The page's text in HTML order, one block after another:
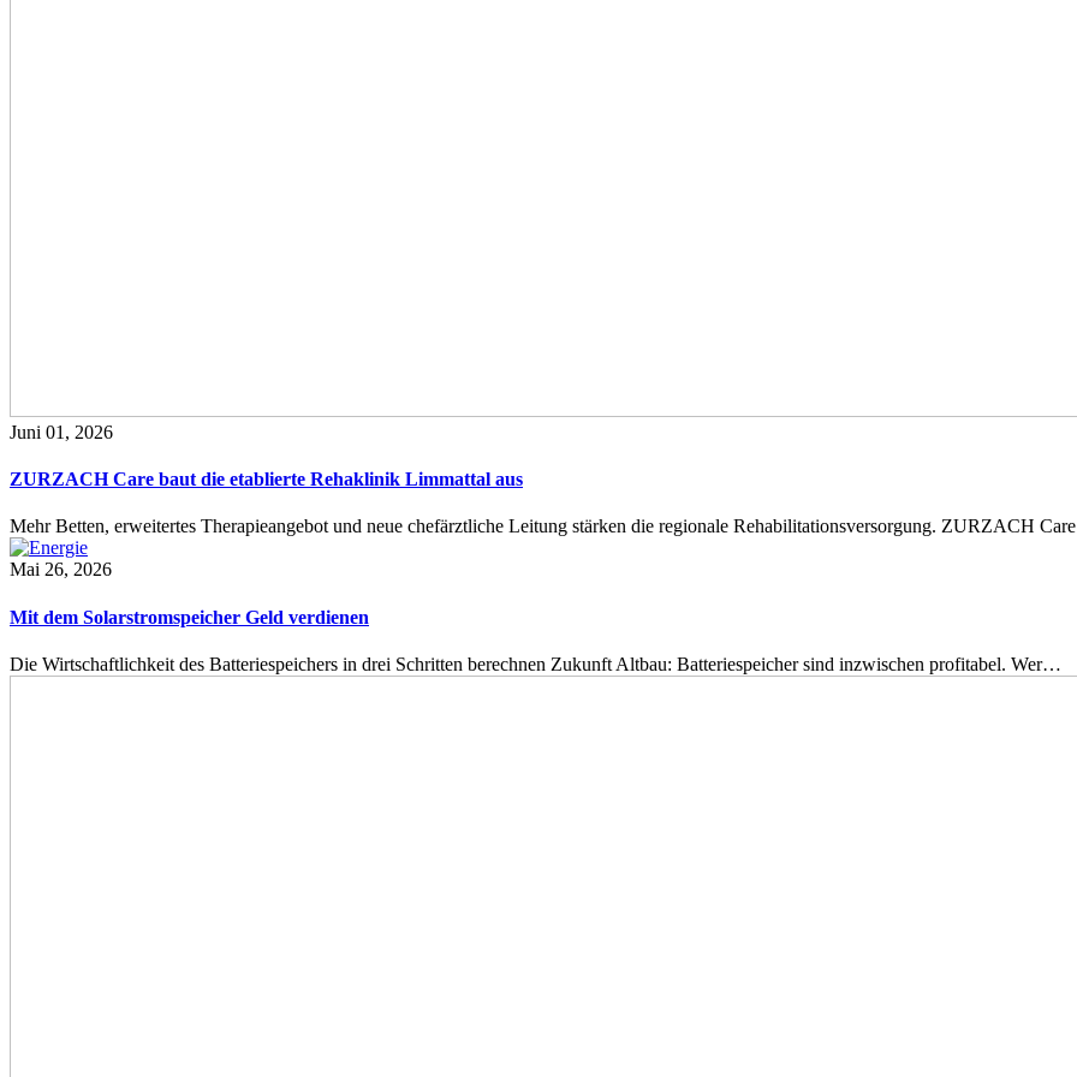
Juni 01, 2026
ZURZACH Care baut die etablierte Rehaklinik Limmattal aus
Mehr Betten, erweitertes Therapieangebot und neue chefärztliche Leitung stärken die regionale Rehabilitationsversorgung. ZURZACH
Mai 26, 2026
Mit dem Solarstromspeicher Geld verdienen
Die Wirtschaftlichkeit des Batteriespeichers in drei Schritten berechnen Zukunft Altbau: Batteriespeicher sind inzwischen profitabel. Wer…